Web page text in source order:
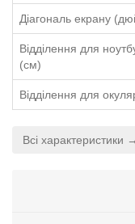
Діагональ екрану
Відділення для
(см)
Відділення для
Всі характеристики →